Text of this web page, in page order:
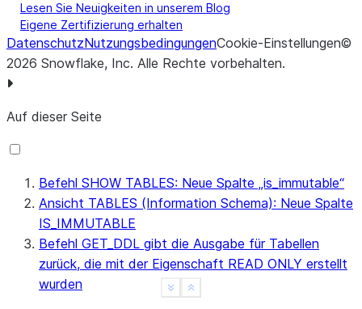
Show less
See more
Lesen Sie Neuigkeiten in unserem Blog
Eigene Zertifizierung erhalten
DatenschutzNutzungsbedingungenCookie-Einstellungen©
2026 Snowflake, Inc. Alle Rechte vorbehalten.
Auf dieser Seite
Befehl SHOW TABLES: Neue Spalte „is_immutable“
Ansicht TABLES (Information Schema): Neue Spalte
IS_IMMUTABLE
Befehl GET_DDL gibt die Ausgabe für Tabellen
zurück, die mit der Eigenschaft READ ONLY erstellt
wurden